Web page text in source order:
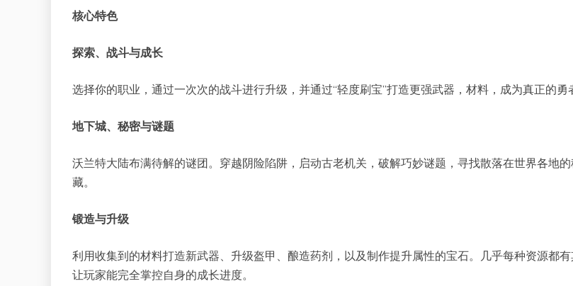
核心特色
探索、战斗与成长
选择你的职业，通过一次次的战斗进行升级，并通过“轻度刷宝”打造更强武器，材料，成为真正的勇
地下城、秘密与谜题
沃兰特大陆布满待解的谜团。穿越阴险陷阱，启动古老机关，破解巧妙谜题，寻找散落在世界各地
藏。
锻造与升级
利用收集到的材料打造新武器、升级盔甲、酿造药剂，以及制作提升属性的宝石。几乎每种资源都有
让玩家能完全掌控自身的成长进度。